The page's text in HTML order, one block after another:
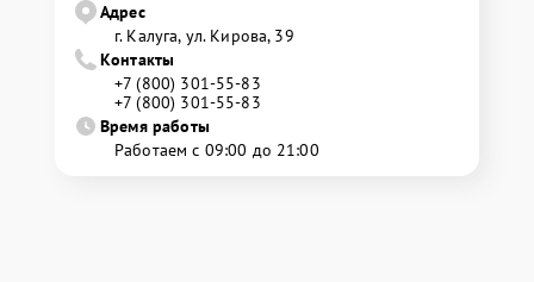
Адрес
г. Калуга, ул. Кирова, 39
Контакты
+7 (800) 301-55-83
+7 (800) 301-55-83
Время работы
Работаем с 09:00 до 21:00